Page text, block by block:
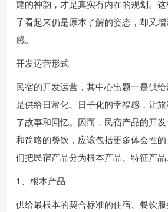
建的神韵，才是真实有内在的规划。
子看起来仍是原本了解的姿态，却又
感。
开发运营形式
民宿的开发运营，其中心出题一是供
是供给日常化、日子化的幸福感，让
了故事和回忆。因而，民宿产品的开
和简略的餐饮，应该包括更多体会性
们把民宿产品分为根本产品、特征产品
1、根本产品
供给最根本的契合标准的住宿、餐饮